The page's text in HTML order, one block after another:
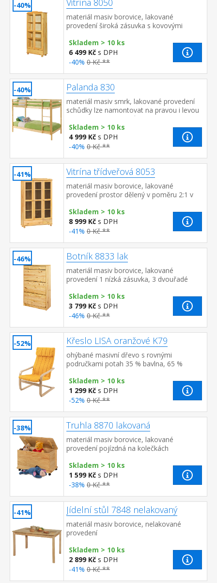
-40% Vitrína 8050
materiál masiv borovice, lakované
provedení široká zásuvka s kovovými
pevná police
Skladem > 10 ks
6 499 Kč s DPH
-40% 0 Kč **
-40% Palanda 830
materiál masiv smrk, lakované provedení
schůdky lze namontovat na pravou i levou
stranu, cena bez roštů a matrací
doporučené rozměry matrací a ro...
Skladem > 10 ks
4 999 Kč s DPH
-40% 0 Kč **
-41% Vitrína třídveřová 8053
materiál masiv borovice, lakované
provedení prostor dělený v poměru 2:1 v
spodní části velká a...
Skladem > 10 ks
8 999 Kč s DPH
-41% 0 Kč **
-46% Botník 8833 lak
materiál masiv borovice, lakované
provedení 1 nízká zásuvka, 3 dvouřadé
Skladem > 10 ks
3 799 Kč s DPH
-46% 0 Kč **
-52% Křeslo LISA oranžové K79
ohýbané masivní dřevo s rovnými
područkami potah 35 % bavlna, 65 %
Skladem > 10 ks
1 299 Kč s DPH
-52% 0 Kč **
-38% Truhla 8870 lakovaná
materiál masiv borovice, lakované
provedení pojízdná na kolečkách
Skladem > 10 ks
1 599 Kč s DPH
-38% 0 Kč **
-41% Jídelní stůl 7848 nelakovaný
materiál masiv borovice, nelakované
provedení
Skladem > 10 ks
2 899 Kč s DPH
-41% 0 Kč **